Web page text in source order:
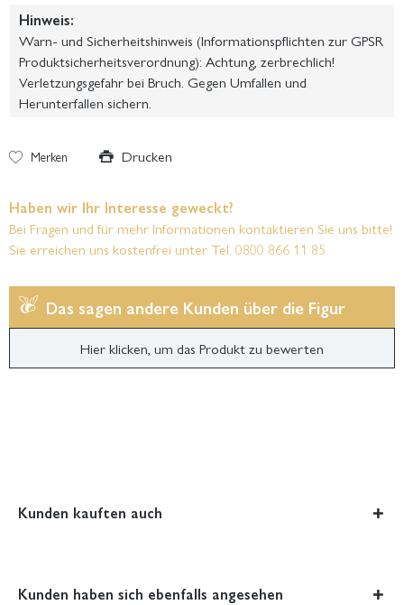
Hinweis:
Warn- und Sicherheitshinweis (Informationspflichten zur GPSR
Produktsicherheitsverordnung): Achtung, zerbrechlich!
Verletzungsgefahr bei Bruch. Gegen Umfallen und
Herunterfallen sichern.
Merken Drucken
Haben wir Ihr Interesse geweckt?
Bei Fragen und für mehr Informationen kontaktieren Sie uns bitte!
Sie erreichen uns kostenfrei unter Tel. 0800 866 11 85
Das sagen andere Kunden über die Figur
Hier klicken, um das Produkt zu bewerten
Kunden kauften auch
Kunden haben sich ebenfalls angesehen